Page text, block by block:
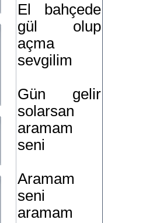
El bahçede
gül olup
açma
sevgilim
Gün gelir
solarsan
aramam
seni
Aramam
seni
aramam